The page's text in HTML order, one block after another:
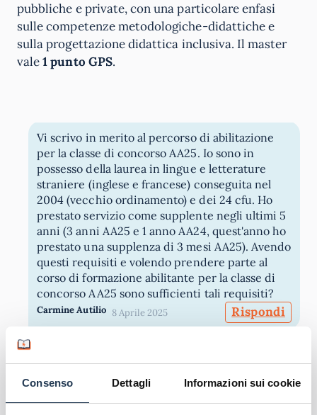
Consenso Dettagli Informazioni sui cookie
pubbliche e private, con una particolare enfasi
sulle competenze metodologiche-didattiche e
sulla progettazione didattica inclusiva. Il master
vale1 punto GPS.
Vi scrivo in merito al percorso di abilitazione
per la classe di concorso AA25. Io sono in
possesso della laurea in lingue e letterature
straniere (inglese e francese) conseguita nel
2004 (vecchio ordinamento) e dei 24 cfu. Ho
prestato servizio come supplente negli ultimi 5
anni (3 anni AA25 e 1 anno AA24, quest'anno ho
prestato una supplenza di 3 mesi AA25). Avendo
questi requisiti e volendo prendere parte al
corso di formazione abilitante per la classe di
concorso AA25 sono sufficienti tali requisiti?
Carmine Autilio 8 Aprile 2025 Rispondi
abilitanti: compila il
form presente in
questa paginaper poter essere